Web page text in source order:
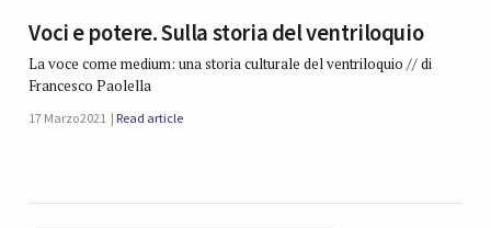
Voci e potere. Sulla storia del ventriloquio
La voce come medium: una storia culturale del ventriloquio // di
Francesco Paolella
17 Marzo 2021 Read article